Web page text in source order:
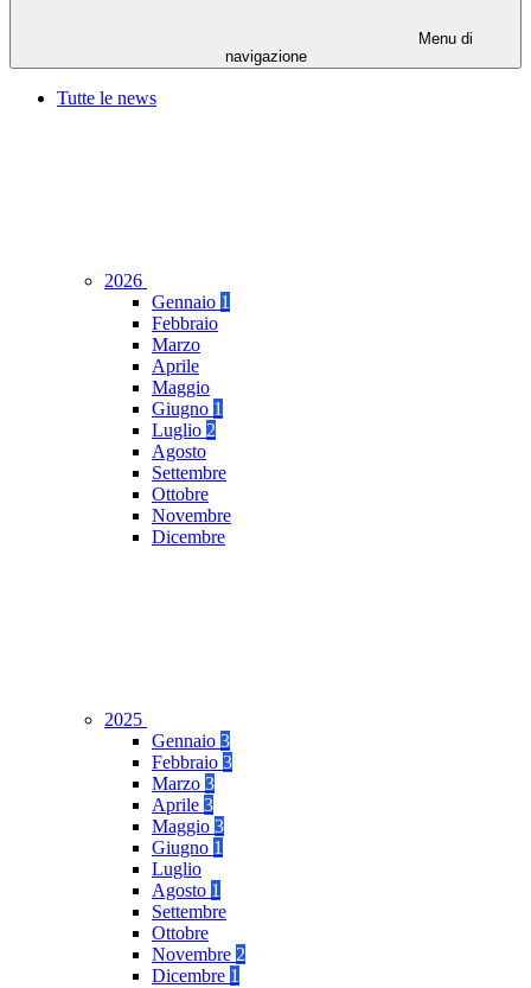
Menu di
navigazione
Tutte le news
2026
Gennaio 1
Febbraio
Marzo
Aprile
Maggio
Giugno 1
Luglio 2
Agosto
Settembre
Ottobre
Novembre
Dicembre
2025
Gennaio 3
Febbraio 3
Marzo 3
Aprile 3
Maggio 3
Giugno 1
Luglio
Agosto 1
Settembre
Ottobre
Novembre 2
Dicembre 1